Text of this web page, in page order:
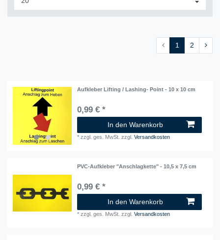
1 2
Aufkleber Lifting / Lashing- Point - 10 x 10 cm
0,99 € *
In den Warenkorb
*zzgl. ges. MwSt. zzgl.Versandkosten
PVC-Aufkleber "Anschlagkette" - 10,5 x 7,5 cm
0,99 € *
In den Warenkorb
*zzgl. ges. MwSt. zzgl.Versandkosten